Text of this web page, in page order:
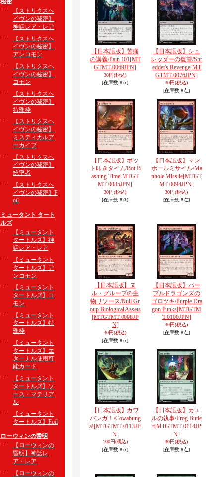
秘密
【ストリクスヘ
イヴンの秘密】
神話レア・レア
【ストリクスヘ
イヴンの秘密】
アンコモン
【ストリクスヘ
イヴンの秘密】
コモン
【ストリクスヘ
イヴンの秘密】
特殊枠
【ストリクスヘ
イヴンの秘密】
ミスティカルア
ーカイブ
【ストリクスヘ
イヴンの秘密】
統率者
【ストリクスヘ
イヴンの秘密】F
oil
ミュータント タート
ルズ
【ミュータント
タートルズ】神
話レア・レア
【ミュータント
タートルズ】ア
ンコモン
【ミュータント
タートルズ】コ
モン
【ミュータント
タートルズ】特
殊枠
【ミュータント
タートルズ】エ
ターナル使用可
能カード
【ミュータント
タートルズ】ソ
ース・マテリア
ル
【ミュータント
タートルズ】Foil
ローウィンの昏明
【ローウィンの
昏明】神話レ
ア・レア
【ローウィンの
【日本語版】苦痛
の講義/Pain 101[MT
GTMT-0069JPN]
30円(税込)
[在庫数 8点]
【日本語版】シュ
レッダーの復讐/Shr
edder's Revenge[MT
GTMT-0076JPN]
30円(税込)
[在庫数 8点]
【日本語版】ボッ
ト叩きタイム/Bot B
ashing Time[MTGT
MT-0085JPN]
30円(税込)
[在庫数 8点]
【日本語版】マン
ホールミサイル/Ma
nhole Missile[MTGT
MT-0094JPN]
30円(税込)
[在庫数 8点]
【日本語版】ヌ
ル・グループの生
物リソース/Null Gr
oup Biological Assets
[MTGTMT-0098JP
N]
30円(税込)
[在庫数 8点]
【日本語版】パー
プルドラゴンズの
ゴロツキ/Purple Dra
gon Punks[MTGTM
T-0100JPN]
30円(税込)
[在庫数 8点]
【日本語版】カワ
バンガ！/Cowabung
a![MTGTMT-0113JP
N]
100円(税込)
[在庫数 8点]
【日本語版】カエ
ルの執事/Frog Butle
r[MTGTMT-0114JP
N]
30円(税込)
[在庫数 8点]